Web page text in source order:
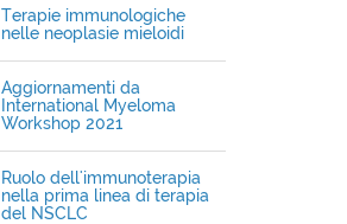
Terapie immunologiche
nelle neoplasie mieloidi
Aggiornamenti da
International Myeloma
Workshop 2021
Ruolo dell'immunoterapia
nella prima linea di terapia
del NSCLC